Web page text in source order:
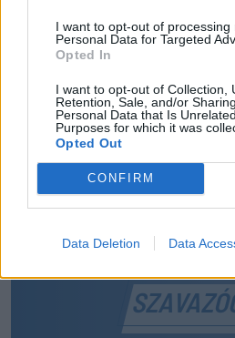
I want to opt-out of processing
Personal Data for Targeted
Opted In
I want to opt-out of Collection,
Retention, Sale, and/or
Personal Data that Is
Purposes for which it was
Opted Out
CONFIRM
Data Deletion Data
Craiova az EL-selejtezőn